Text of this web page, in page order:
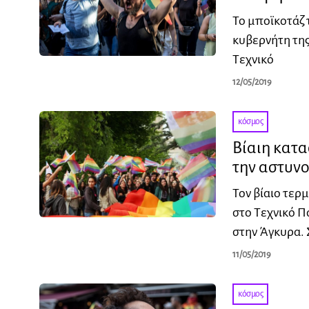
Το
κυβερνήτη
Τεχνικό
12/05/2019
κόσμος
Βίαιη
την
Τον βίαιο
στο Τεχνικό
στην
11/05/2019
κόσμος